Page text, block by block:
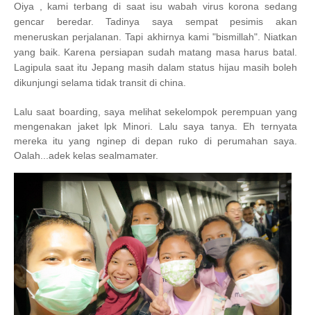
Oiya , kami terbang di saat isu wabah virus korona sedang
gencar beredar. Tadinya saya sempat pesimis akan
meneruskan perjalanan. Tapi akhirnya kami "bismillah". Niatkan
yang baik. Karena persiapan sudah matang masa harus batal.
Lagipula saat itu Jepang masih dalam status hijau masih boleh
dikunjungi selama tidak transit di china.
Lalu saat boarding, saya melihat sekelompok perempuan yang
mengenakan jaket lpk Minori. Lalu saya tanya. Eh ternyata
mereka itu yang nginep di depan ruko di perumahan saya.
Oalah...adek kelas sealmamater.